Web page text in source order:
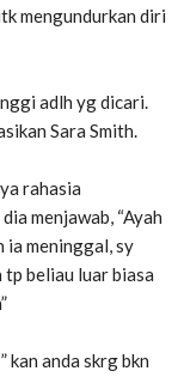
mengundurkan diri
adlh yg dicari.
Sara Smith.
rahasia
menjawab, “Ayah
ia meninggal, sy
tp beliau luar biasa
kan anda skrg bkn